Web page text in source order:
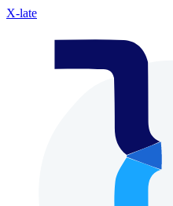
X-late